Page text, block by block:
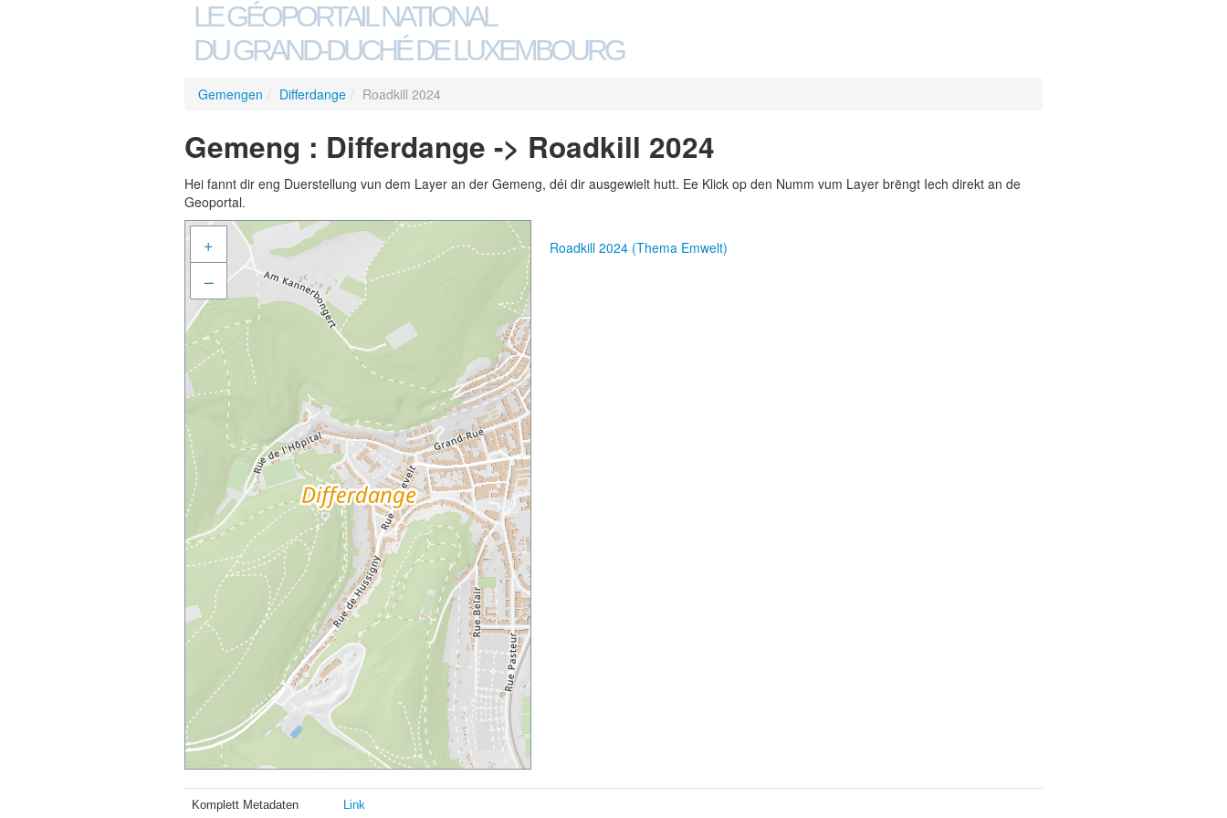
LE GÉOPORTAIL NATIONAL
DU GRAND-DUCHÉ DE LUXEMBOURG
Gemengen / Differdange / Roadkill 2024
Gemeng : Differdange -> Roadkill 2024
Hei fannt dir eng Duerstellung vun dem Layer an der Gemeng, déi dir ausgewielt hutt. Ee Klick op den Numm vum Layer brëngt Iech direkt an de
Geoportal.
+
–
Roadkill 2024 (Thema Emwelt)
Komplett Metadaten Link